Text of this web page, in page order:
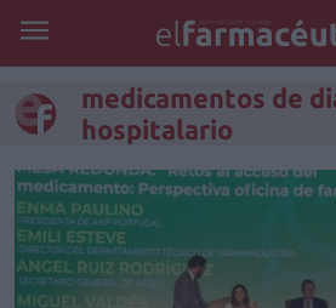
REGÍSTRATE
medicamentos de
hospitalario